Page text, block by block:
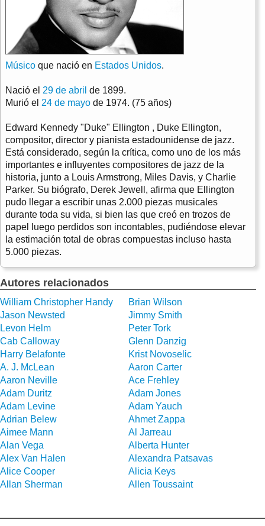
Músico que nació en Estados Unidos.
Nació el 29 de abril de 1899.
Murió el 24 de mayo de 1974. (75 años)
Edward Kennedy "Duke" Ellington , Duke Ellington,
compositor, director y pianista estadounidense de jazz.
Está considerado, según la crítica, como uno de los más
importantes e influyentes compositores de jazz de la
historia, junto a Louis Armstrong, Miles Davis, y Charlie
Parker. Su biógrafo, Derek Jewell, afirma que Ellington
pudo llegar a escribir unas 2.000 piezas musicales
durante toda su vida, si bien las que creó en trozos de
papel luego perdidos son incontables, pudiéndose elevar
la estimación total de obras compuestas incluso hasta
5.000 piezas.
Autores relacionados
William Christopher Handy
Brian Wilson
Jason Newsted
Jimmy Smith
Levon Helm
Peter Tork
Cab Calloway
Glenn Danzig
Harry Belafonte
Krist Novoselic
A. J. McLean
Aaron Carter
Aaron Neville
Ace Frehley
Adam Duritz
Adam Jones
Adam Levine
Adam Yauch
Adrian Belew
Ahmet Zappa
Aimee Mann
Al Jarreau
Alan Vega
Alberta Hunter
Alex Van Halen
Alexandra Patsavas
Alice Cooper
Alicia Keys
Allan Sherman
Allen Toussaint